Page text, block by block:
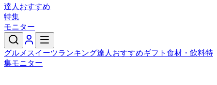
達人おすすめ
特集
モニター
グルメ スイーツランキング達人おすすめギフト 食材・飲料特
集モニター